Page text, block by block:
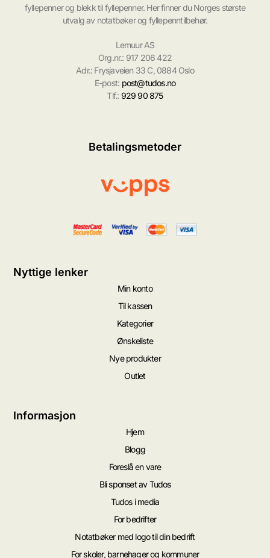
fyllepenner og blekk til fyllepenner. Her finner du Norges største
utvalg av notatbøker og fyllepenntilbehør.
Lemuur AS
Org.nr.: 917 206 422
Adr.: Frysjaveien 33 C, 0884 Oslo
E-post: post@tudos.no
Tlf.: 929 90 875
Betalingsmetoder
Nyttige lenker
Min konto
Til kassen
Kategorier
Ønskeliste
Nye produkter
Outlet
Informasjon
Hjem
Blogg
Foreslå en vare
Bli sponset av Tudos
Tudos i media
For bedrifter
Notatbøker med logo til din bedrift
For skoler, barnehager og kommuner